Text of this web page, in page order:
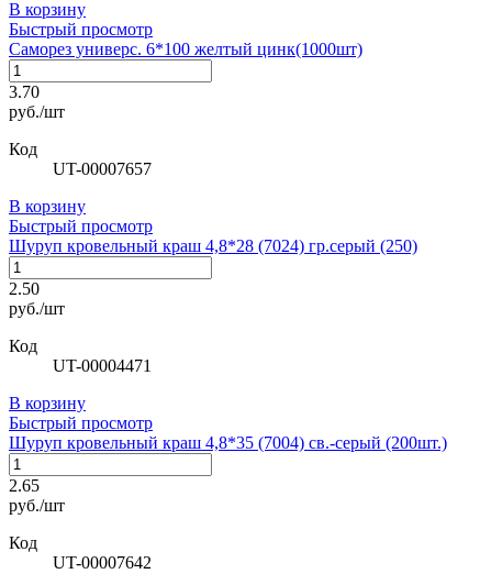
В корзину
Быстрый просмотр
Саморез универс. 6*100 желтый цинк(1000шт)
3.70
руб./шт
Код
UT-00007657
В корзину
Быстрый просмотр
Шуруп кровельный краш 4,8*28 (7024) гр.серый (250)
2.50
руб./шт
Код
UT-00004471
В корзину
Быстрый просмотр
Шуруп кровельный краш 4,8*35 (7004) св.-серый (200шт.)
2.65
руб./шт
Код
UT-00007642